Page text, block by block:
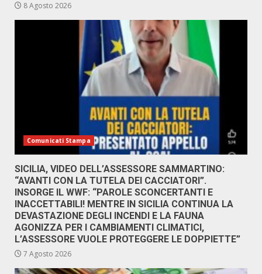
8 Agosto 2026
Comunicati Stampa
SICILIA, VIDEO DELL’ASSESSORE SAMMARTINO:
“AVANTI CON LA TUTELA DEI CACCIATORI”.
INSORGE IL WWF: “PAROLE SCONCERTANTI E
INACCETTABILI! MENTRE IN SICILIA CONTINUA LA
DEVASTAZIONE DEGLI INCENDI E LA FAUNA
AGONIZZA PER I CAMBIAMENTI CLIMATICI,
L’ASSESSORE VUOLE PROTEGGERE LE DOPPIETTE”
7 Agosto 2026